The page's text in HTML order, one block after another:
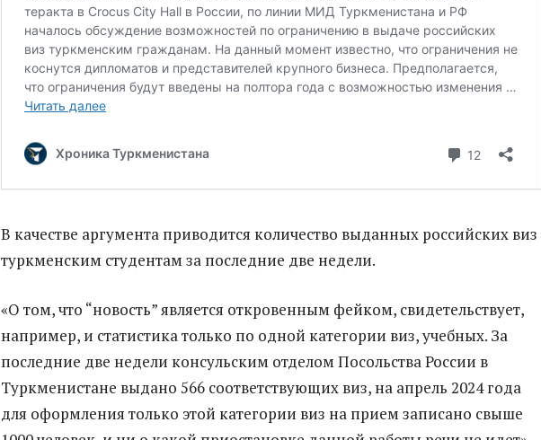
В качестве аргумента приводится количество выданных российских виз
туркменским студентам за последние две недели.
«О том, что “новость” является откровенным фейком, свидетельствует,
например, и статистика только по одной категории виз, учебных. За
последние две недели консульским отделом Посольства России в
Туркменистане выдано 566 соответствующих виз, на апрель 2024 года
для оформления только этой категории виз на прием записано свыше